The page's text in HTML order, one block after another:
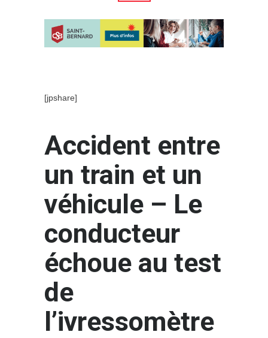
[jpshare]
Accident entre
un train et un
véhicule – Le
conducteur
échoue au test
de
l’ivressomètre